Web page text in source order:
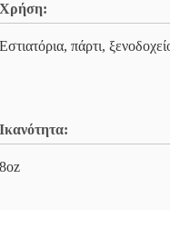
Χρήση:
Εστιατόρια, πάρτι,
Ικανότητα:
8oz